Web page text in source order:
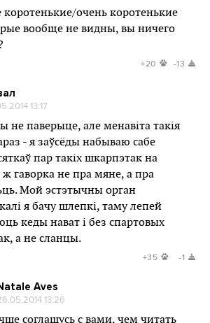
коротенькие/очень коротенькие
вообще не видны, вы ничего
+20 -13
13:17
не паверыце, але менавіта такія
- я заўсёды набываю сабе
пар такіх шкарпэтак на
ж гаворка не пра мяне, а пра
Мой эстэтычны орган
я бачу шлепкі, таму лепей
кеды нават і без спартовых
а не сланцы.
+35 -1
Aves
13:26
соглашусь с вами, чем читать